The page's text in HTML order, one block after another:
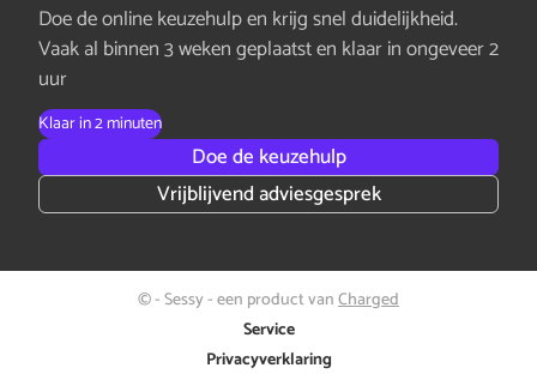
Doe de online keuzehulp en krijg snel duidelijkheid.
Vaak al binnen 3 weken geplaatst en klaar in ongeveer 2
uur
Klaar in 2 minuten
Doe de keuzehulp
Vrijblijvend adviesgesprek
© - Sessy - een product vanCharged
Service
Privacyverklaring